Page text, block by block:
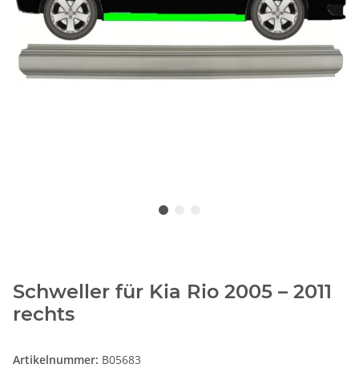
Schweller für Kia Rio 2005 – 2011
rechts
Artikelnummer: B05683